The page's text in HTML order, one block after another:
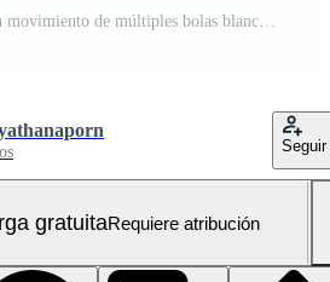
Movimiento de bucle en movimiento de múltiples bolas blancas naranjas marrones Vídeo Gratis
Seguir
gratuitaRequiere atribución